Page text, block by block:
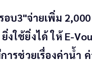
บ3"จ่ายเพิ่ม
ใช้ยิ่งได้ ให้ E-
รช่วยเรื่องค่าน้ำ